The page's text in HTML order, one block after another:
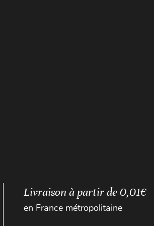
Livraison à partir de 0,01€
en France métropolitaine